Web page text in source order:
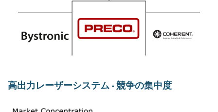
高出力レーザーシステム - 競争の集中度